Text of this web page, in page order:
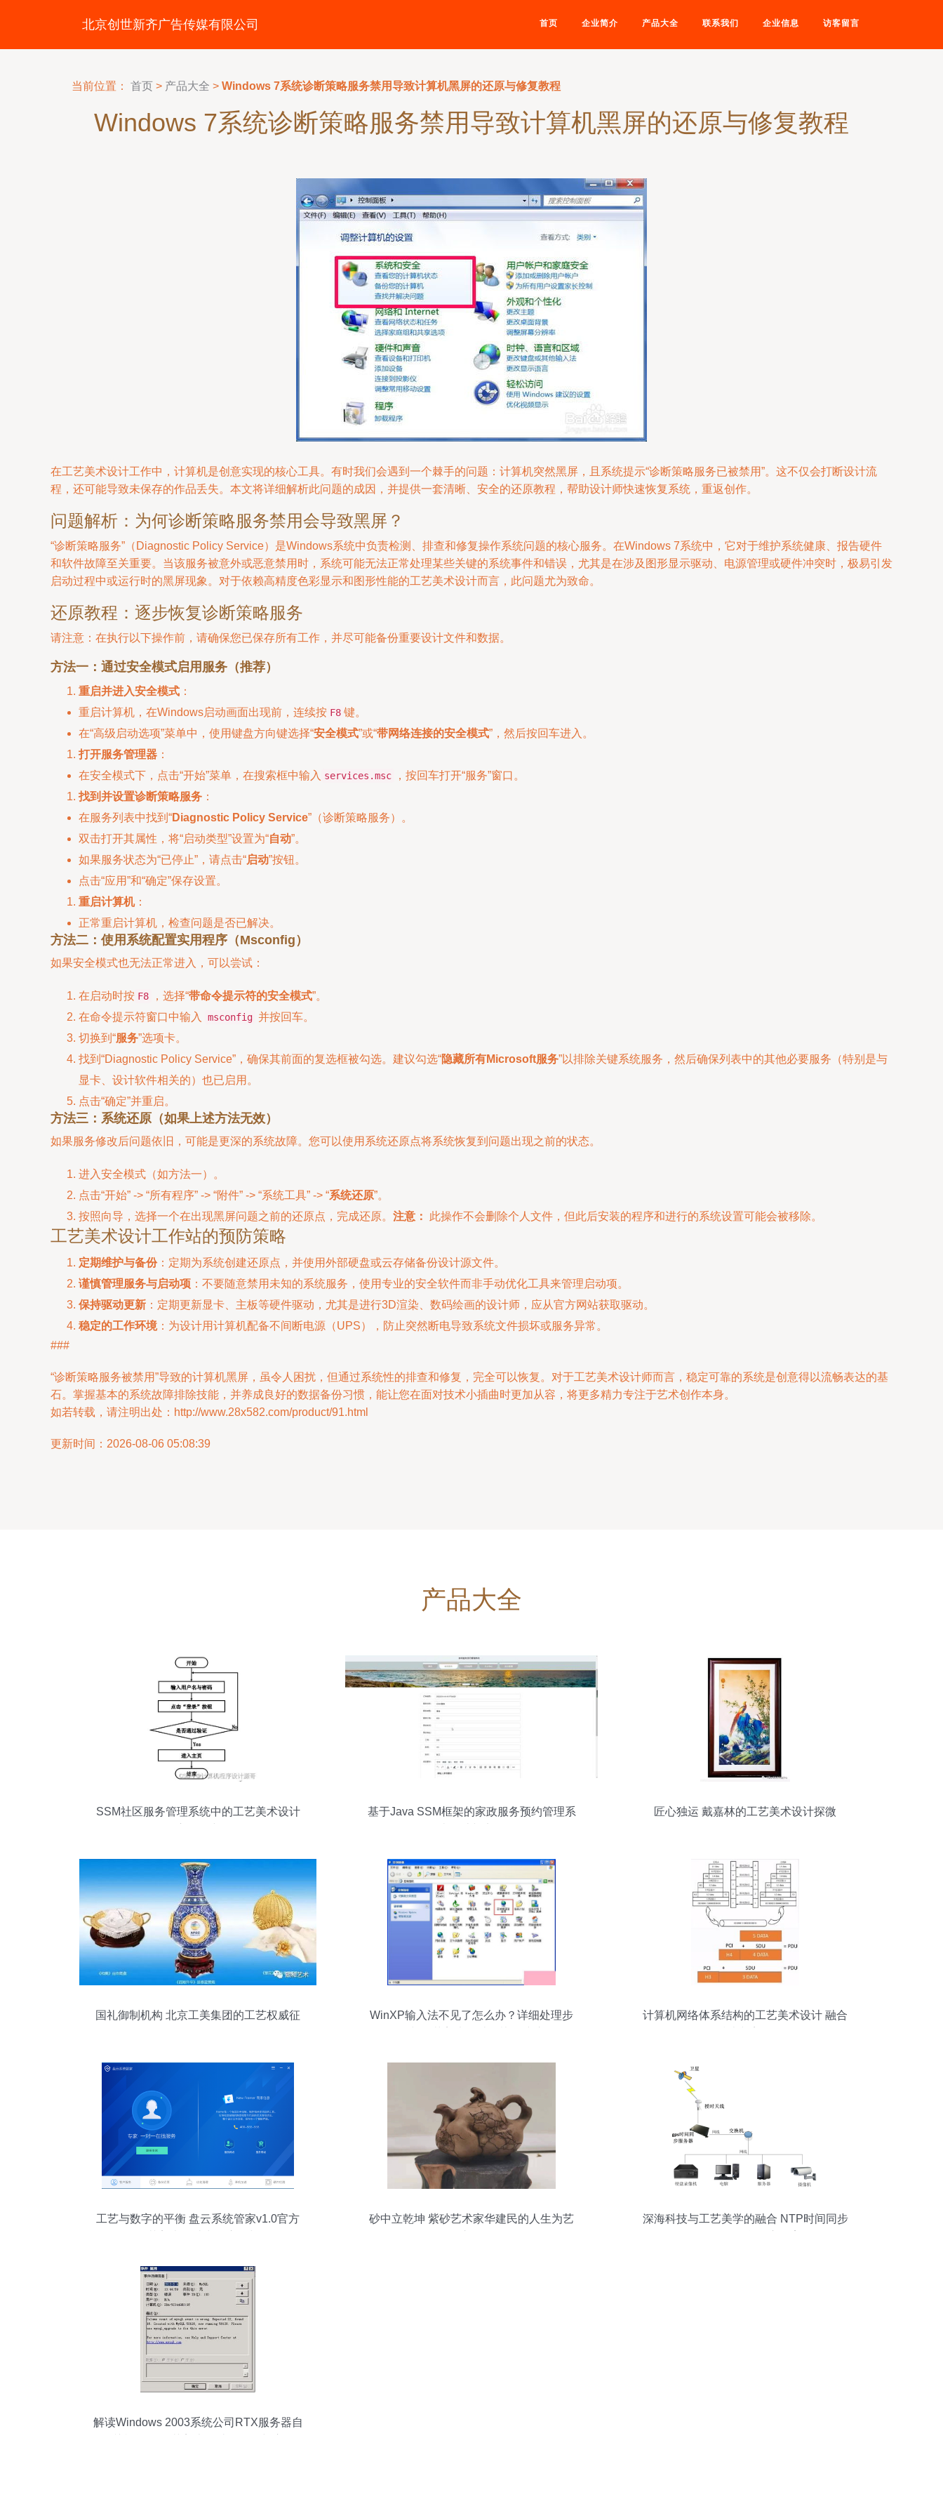
北京创世新齐广告传媒有限公司 首页 企业简介 产品大全 联系我们 企业信息 访客留言
当前位置： 首页 > 产品大全 > Windows 7系统诊断策略服务禁用导致计算机黑屏的还原与修复教程
Windows 7系统诊断策略服务禁用导致计算机黑屏的还原与修复教程
在工艺美术设计工作中，计算机是创意实现的核心工具。有时我们会遇到一个棘手的问题：计算机突然黑屏，且系统提示“诊断策略服务已被禁用”。这不仅会打断设计流
程，还可能导致未保存的作品丢失。本文将详细解析此问题的成因，并提供一套清晰、安全的还原教程，帮助设计师快速恢复系统，重返创作。
问题解析：为何诊断策略服务禁用会导致黑屏？
“诊断策略服务”（Diagnostic Policy Service）是Windows系统中负责检测、排查和修复操作系统问题的核心服务。在Windows 7系统中，它对于维护系统健康、报告硬件
和软件故障至关重要。当该服务被意外或恶意禁用时，系统可能无法正常处理某些关键的系统事件和错误，尤其是在涉及图形显示驱动、电源管理或硬件冲突时，极易引发
启动过程中或运行时的黑屏现象。对于依赖高精度色彩显示和图形性能的工艺美术设计而言，此问题尤为致命。
还原教程：逐步恢复诊断策略服务
请注意：在执行以下操作前，请确保您已保存所有工作，并尽可能备份重要设计文件和数据。
方法一：通过安全模式启用服务（推荐）
重启并进入安全模式 ：
重启计算机，在Windows启动画面出现前，连续按 F8 键。
在“高级启动选项”菜单中，使用键盘方向键选择“安全模式”或“带网络连接的安全模式”，然后按回车进入。
打开服务管理器 ：
在安全模式下，点击“开始”菜单，在搜索框中输入 services.msc
，按回车打开“服务”窗口。
找到并设置诊断策略服务 ：
在服务列表中找到“Diagnostic Policy Service”（诊断策略服务）。
双击打开其属性，将“启动类型”设置为“自动”。
如果服务状态为“已停止”，请点击“启动”按钮。
点击“应用”和“确定”保存设置。
重启计算机：
正常重启计算机，检查问题是否已解决。
方法二：使用系统配置实用程序（Msconfig）
如果安全模式也无法正常进入，可以尝试：
在启动时按 F8 ，选择“带命令提示符的安全模式”。
在命令提示符窗口中输入
msconfig 并按回车。
切换到“服务”选项卡。
找到“Diagnostic Policy Service”，确保其前面的复选框被勾选。建议勾选“隐藏所有Microsoft服务”以排除关键系统服务，然后确保列表中的其他必要服务（特别是与
显卡、设计软件相关的）也已启用。
点击“确定”并重启。
方法三：系统还原（如果上述方法无效）
如果服务修改后问题依旧，可能是更深的系统故障。您可以使用系统还原点将系统恢复到问题出现之前的状态。
进入安全模式（如方法一）。
点击“开始” -> “所有程序” -> “附件” -> “系统工具” -> “系统还原”。
按照向导，选择一个在出现黑屏问题之前的还原点，完成还原。 注意： 此操作不会删除个人文件，但此后安装的程序和进行的系统设置可能会被移除。
工艺美术设计工作站的预防策略
定期维护与备份：定期为系统创建还原点，并使用外部硬盘或云存储备份设计源文件。
谨慎管理服务与启动项 ：不要随意禁用未知的系统服务，使用专业的安全软件而非手动优化工具来管理启动项。
保持驱动更新 ：定期更新显卡、主板等硬件驱动，尤其是进行3D渲染、数码绘画的设计师，应从官方网站获取驱动。
稳定的工作环境：为设计用计算机配备不间断电源（UPS），防止突然断电导致系统文件损坏或服务异常。
###
“诊断策略服务被禁用”导致的计算机黑屏，虽令人困扰，但通过系统性的排查和修复，完全可以恢复。对于工艺美术设计师而言，稳定可靠的系统是创意得以流畅表达的基
石。掌握基本的系统故障排除技能，并养成良好的数据备份习惯，能让您在面对技术小插曲时更加从容，将更多精力专注于艺术创作本身。
如若转载，请注明出处：http://www.28x582.com/product/91.html
更新时间：2026-08-06 05:08:39
产品大全
SSM社区服务管理系统中的工艺美术设计
基于Java SSM框架的家政服务预约管理系
匠心独运 戴嘉林的工艺美术设计探微
国礼御制机构 北京工美集团的工艺权威征
WinXP输入法不见了怎么办？详细处理步
计算机网络体系结构的工艺美术设计 融合
工艺与数字的平衡 盘云系统管家v1.0官方
砂中立乾坤 紫砂艺术家华建民的人生为艺
深海科技与工艺美学的融合 NTP时间同步
解读Windows 2003系统公司RTX服务器自